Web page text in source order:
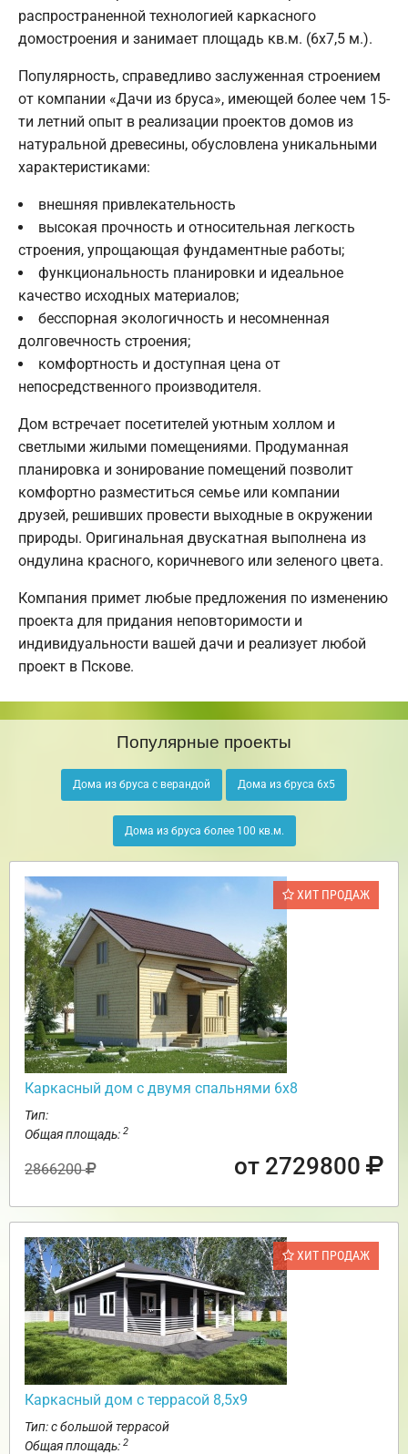
распространенной технологией каркасного
домостроения и занимает площадь кв.м. (6х7,5 м.).
Популярность, справедливо заслуженная строением
от компании «Дачи из бруса», имеющей более чем 15-
ти летний опыт в реализации проектов домов из
натуральной древесины, обусловлена уникальными
характеристиками:
внешняя привлекательность
высокая прочность и относительная легкость
строения, упрощающая фундаментные работы;
функциональность планировки и идеальное
качество исходных материалов;
бесспорная экологичность и несомненная
долговечность строения;
комфортность и доступная цена от
непосредственного производителя.
Дом встречает посетителей уютным холлом и
светлыми жилыми помещениями. Продуманная
планировка и зонирование помещений позволит
комфортно разместиться семье или компании
друзей, решивших провести выходные в окружении
природы. Оригинальная двускатная выполнена из
ондулина красного, коричневого или зеленого цвета.
Компания примет любые предложения по изменению
проекта для придания неповторимости и
индивидуальности вашей дачи и реализует любой
проект в Пскове.
Популярные проекты
Дома из бруса с верандой Дома из бруса 6х5
Дома из бруса более 100 кв.м.
ХИТ ПРОДАЖ
Каркасный дом с двумя спальнями 6х8
Тип:
Общая площадь: 2
2866200 от 2729800
ХИТ ПРОДАЖ
Каркасный дом с террасой 8,5х9
Тип: с большой террасой
Общая площадь: 2